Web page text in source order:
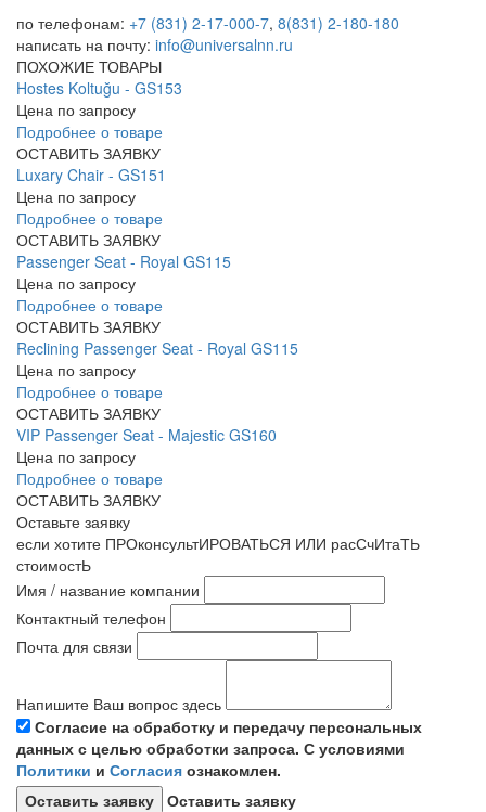
по телефонам: +7 (831) 2-17-000-7, 8(831) 2-180-180
написать на почту: info@universalnn.ru
ПОХОЖИЕ ТОВАРЫ
Hostes Koltuğu - GS153
Цена по запросу
Подробнее о товаре
ОСТАВИТЬ ЗАЯВКУ
Luxary Chair - GS151
Цена по запросу
Подробнее о товаре
ОСТАВИТЬ ЗАЯВКУ
Passenger Seat - Royal GS115
Цена по запросу
Подробнее о товаре
ОСТАВИТЬ ЗАЯВКУ
Reclining Passenger Seat - Royal GS115
Цена по запросу
Подробнее о товаре
ОСТАВИТЬ ЗАЯВКУ
VIP Passenger Seat - Majestic GS160
Цена по запросу
Подробнее о товаре
ОСТАВИТЬ ЗАЯВКУ
Оставьте заявку
если хотите ПРОконсультИРОВАТЬСЯ ИЛИ расСчИтаТЬ
стоимостЬ
Имя / название компании
Контактный телефон
Почта для связи
Напишите Ваш вопрос здесь
Согласие на обработку и передачу персональных
данных с целью обработки запроса. С условиями
Политики и Согласия ознакомлен.
Оставить заявку